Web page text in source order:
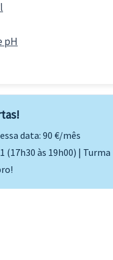
pH
data: 90 €/mês
(17h30 às 19h00) | Turma